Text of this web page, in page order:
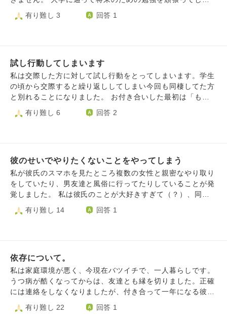
ろしくお願い致します。
も、料理や旅行に手を出してみても、一人でやったことに楽
しいと思えません。逆に恋人とやることはなんでもある程度
精神的に安定していない時に恋人を探すな、と言いますが、
実際にそれが可能だとは全く思えません。なぜなら自分が精
神的に自立するために恋人が必要だからです。 恋人がいな
いと自分が評価されていないような気がして、自信がなくな
ような思いに常に苛まれるので、同性異性問わず友人と話し
力することの意味もわからなくなります。 いつか自分の元
を去らない人が現れ、家族を持ち、こんな悩みがあったこと
も忘れるほど満たされるの日はくるのでしょうか。 それと
も恋人がいなくても自分の人生のために努力をし、楽しむこ
有り難し 3 回答 1
試し行動してしまいます
私は交際した方に対して試し行動をとってしまいます。学生
の頃から交際すると繰り返ししてしまい今回も同棲してた方
と別れることになりました。 お付き合いした最初は「もう
前みたいなことは絶対にしない」と思ってるのですが数ヶ月
たったころには試し行動をしてしまいます。 例えば自分の
がそれを愛情と受け取ってしまいます。また引き止めて欲し
い、心配して欲しい、声をかけて欲しいなどという思いがす
ごく強くそれでまた愛情を求めるためにわざと不機嫌になっ
て注意引きをした結果、相手を怒らせてしまいます。 最終
分自身に自信がなく、普段の日常では愛されてる実感がもて
試し行動さえ無ければ前向きに恋愛出来るのにと思います。
どうすれば愛情確認しなくともお付き合い出来るのでしょう
か？
有り難し 6 回答 2
彼のせいでやりたくないことをやってしまう
私が彼氏のスマホを見たところ複数の女性と親密なやり取り
をしていたり、男友達と風俗に行ってたりしていることが発
覚しました。 私は彼氏のことが大好きすぎて（？）、同じ
苦しみを味わってほしいと、彼氏が行った風俗と同じところ
で働いてやろうと考えました。そして本当にそれを決行しま
+彼氏の男友達+知らない女性の３人で写っているものでし
た。しかし、この写真を撮ったのは私と出会う2年ほど前の
ことなので浮気でもなんでもなく、私が一人で苦しんでいる
だけなのですが、非常に生々しいものでトラウマになり、思
りこれが一番つらいものでした。意味ないのによくこの件で
有り難し 14 回答 1
依存について。
私は家庭環境が悪く、今現在バツイチで、一人暮らしです。
うつ病が酷くなってからは、友達とも縁を切りました。正確
には連絡をしなくなりましたが、付き合って一年になる彼が
います。電話で毎日話してるのに、気が付けば、彼の事を考
えています。彼の過去の女性や、SNS等の過去の女性とのや
有り難し 22 回答 1